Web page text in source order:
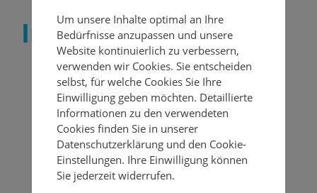
Intimität
Psoriasis & Intimität – sich
trauen darüber zu sprechen,
sich befreien!
IST AUCH IHR SELBSTWERTGEFÜHL
BEEINTRÄCHTIGT?
Viele Menschen mit Psoriasis leiden nicht nur an
Um unsere Inhalte optimal an Ihre
Bedürfnisse anzupassen und unsere
Website kontinuierlich zu verbessern,
verwenden wir Cookies. Sie entscheiden
selbst, für welche Cookies Sie Ihre
Einwilligung geben möchten. Detaillierte
Informationen zu den verwendeten
Cookies finden Sie in unserer
Datenschutzerklärung und den Cookie-
Einstellungen. Ihre Einwilligung können
Sie jederzeit widerrufen.